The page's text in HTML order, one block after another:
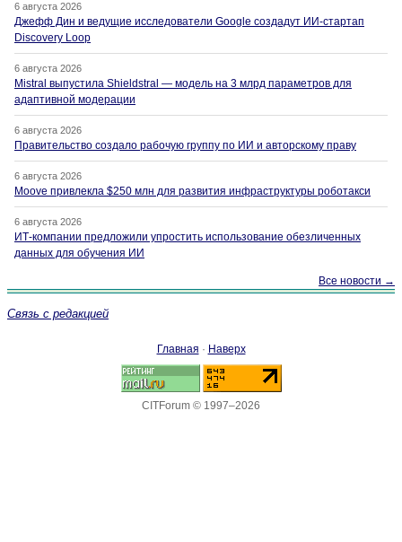
6 августа 2026
Джефф Дин и ведущие исследователи Google создадут ИИ-стартап
Discovery Loop
6 августа 2026
Mistral выпустила Shieldstral — модель на 3 млрд параметров для
адаптивной модерации
6 августа 2026
Правительство создало рабочую группу по ИИ и авторскому праву
6 августа 2026
Moove привлекла $250 млн для развития инфраструктуры роботакси
6 августа 2026
ИТ-компании предложили упростить использование обезличенных
данных для обучения ИИ
Все новости →
Связь с редакцией
Главная · Наверх
CITForum © 1997–2026